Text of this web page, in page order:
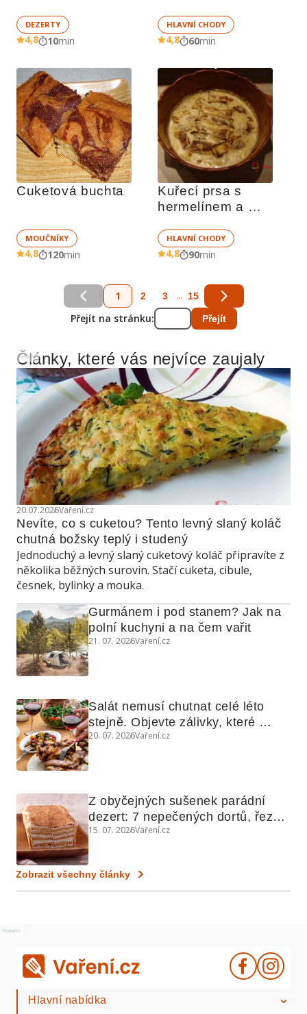
DEZERTY
4,8 10min
HLAVNÍ CHODY
4,8 60min
Cuketová buchta
MOUČNÍKY
4,8 120min
Kuřecí prsa s
hermelínem a
HLAVNÍ CHODY
4,8 90min
1 2 3 ... 15
Přejít na stránku: Přejít
Reklama
Články, které vás nejvíce zaujaly
20.07.2026Vaření.cz
Nevíte, co s cuketou? Tento levný slaný koláč
chutná božsky teplý i studený
Jednoduchý a levný slaný cuketový koláč připravíte z
několika běžných surovin. Stačí cuketa, cibule,
česnek, bylinky a mouka.
Gurmánem i pod stanem? Jak na
polní kuchyni a na čem vařit
21. 07. 2026Vaření.cz
Salát nemusí chutnat celé léto
stejně. Objevte zálivky, které
využijete i na maso, nudle nebo
20. 07. 2026Vaření.cz
Z obyčejných sušenek parádní
dezert: 7 nepečených dortů, řezů
a koláčů
15. 07. 2026Vaření.cz
Zobrazit všechny články
Reklama
Hlavní nabídka